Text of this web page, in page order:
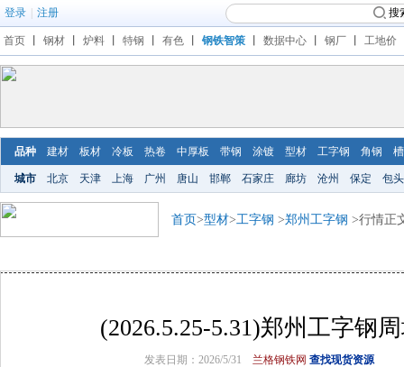
登录 注册 搜
首页 钢材 炉料 特钢 有色 钢铁智策 数据中心 钢厂 工地价
品种 建材 板材 冷板 热卷 中厚板 带钢 涂镀 型材 工字钢 角钢
城市 北京 天津 上海 广州 唐山 邯郸 石家庄 廊坊 沧州 保定 包头
首页>型材>工字钢 >郑州工字钢 >行情正
(2026.5.25-5.31)郑州工字钢
发表日期：2026/5/31 兰格钢铁网 查找现货资源